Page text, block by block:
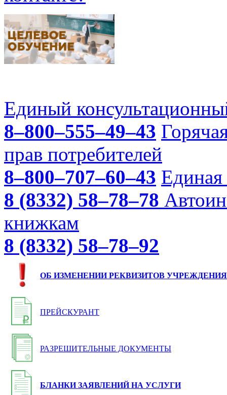
Единый
8–800–555–49–43
прав потребителей
8–800–707–60–43 Единая
8 (8332) 58–78–78
книжкам
8 (8332) 58–78–92
ОБ ИЗМЕНЕНИИ РЕКВИЗИТОВ УЧРЕЖДЕНИЯ
ПРЕЙСКУРАНТ
РАЗРЕШИТЕЛЬНЫЕ ДОКУМЕНТЫ
БЛАНКИ ЗАЯВЛЕНИЙ НА УСЛУГИ